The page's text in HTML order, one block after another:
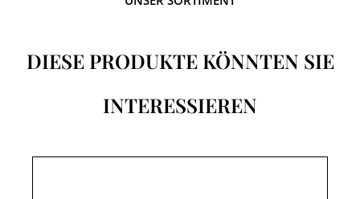
DIESE PRODUKTE KÖNNTEN SIE
INTERESSIEREN